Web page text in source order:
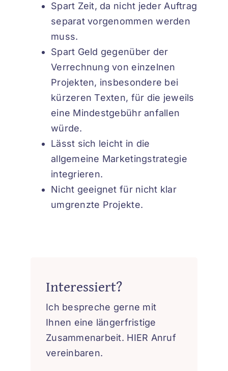
Spart Zeit, da nicht jeder Auftrag
separat vorgenommen werden
muss.
Spart Geld gegenüber der
Verrechnung von einzelnen
Projekten, insbesondere bei
kürzeren Texten, für die jeweils
eine Mindestgebühr anfallen
würde.
Lässt sich leicht in die
allgemeine Marketingstrategie
integrieren.
Nicht geeignet für nicht klar
umgrenzte Projekte.
Interessiert?
Ich bespreche gerne mit
Ihnen eine längerfristige
Zusammenarbeit. HIER Anruf
vereinbaren.